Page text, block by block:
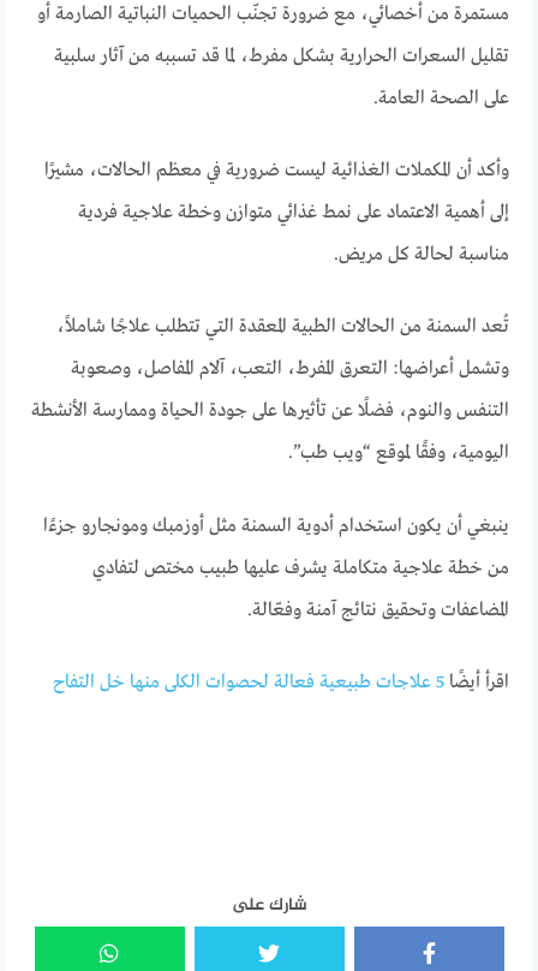
مستمرة من أخصائي، مع ضرورة تجنّب الحميات النباتية الصارمة أو
تقليل السعرات الحرارية بشكل مفرط، لما قد تسببه من آثار سلبية
على الصحة العامة.
وأكد أن المكملات الغذائية ليست ضرورية في معظم الحالات، مشيرًا
إلى أهمية الاعتماد على نمط غذائي متوازن وخطة علاجية فردية
مناسبة لحالة كل مريض.
تُعد السمنة من الحالات الطبية المعقدة التي تتطلب علاجًا شاملاً،
وتشمل أعراضها: التعرق المفرط، التعب، آلام المفاصل، وصعوبة
التنفس والنوم، فضلًا عن تأثيرها على جودة الحياة وممارسة الأنشطة
اليومية، وفقًا لموقع “ويب طب”.
ينبغي أن يكون استخدام أدوية السمنة مثل أوزمبك ومونجارو جزءًا
من خطة علاجية متكاملة يشرف عليها طبيب مختص لتفادي
المضاعفات وتحقيق نتائج آمنة وفعّالة.
اقرأ أيضًا5 علاجات طبيعية فعالة لحصوات الكلى منها خل التفاح
شارك على